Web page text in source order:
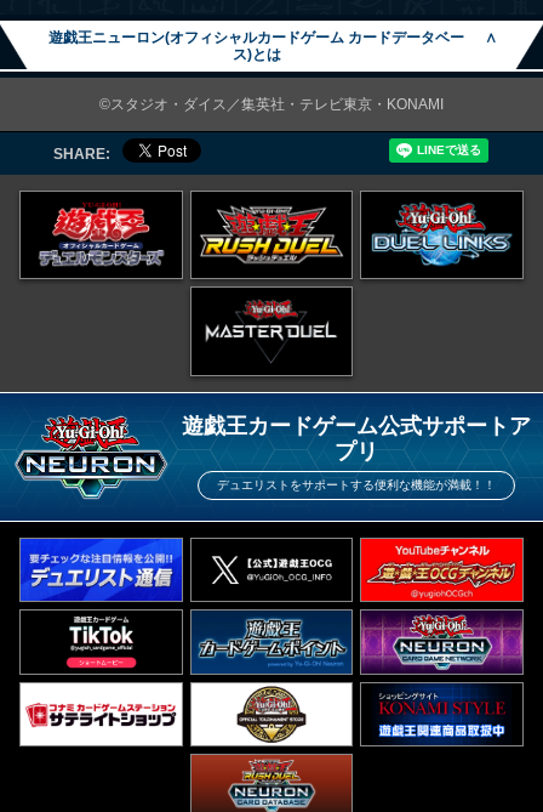
遊戯王ニューロン(オフィシャルカードゲーム カードデータベー
ス)とは
∧
©スタジオ・ダイス／集英社・テレビ東京・KONAMI
SHARE:
遊戯王カードゲーム公式サポートア
プリ
デュエリストをサポートする便利な機能が満載！！